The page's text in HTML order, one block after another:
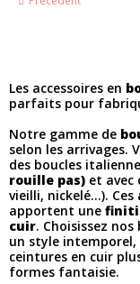
Les accessoires en
parfaits pour
Notre gamme de
selon les arrivages.
des boucles
rouille pas) et avec
vieilli, nickelé...). Ces
apportent une
cuir. Choisissez
un style intemporel,
ceintures en cuir
formes fantaisie.